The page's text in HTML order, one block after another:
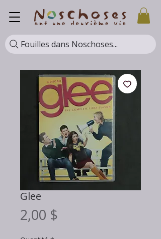
Fouilles dans Noschoses...
Glee
2,00 $